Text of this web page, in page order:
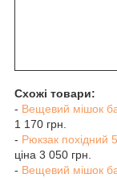
Схожі товари:
- Вещевий мішок
1 170 грн.
- Рюкзак похідний
ціна 3 050 грн.
- Вещевий мішок